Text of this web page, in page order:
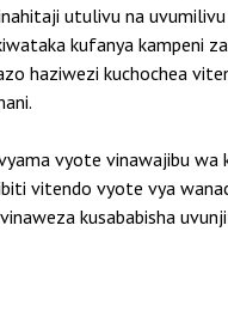
utulivu na
kufanya kampeni za
haziwezi kuchochea
vyote vinawajibu wa
vitendo vyote vya
kusababisha